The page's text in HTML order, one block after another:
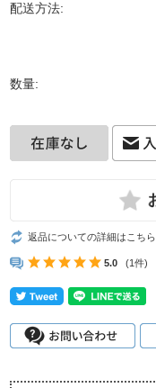
配送方法:
数量:
返品についての詳細はこちら
5.0 (1件)